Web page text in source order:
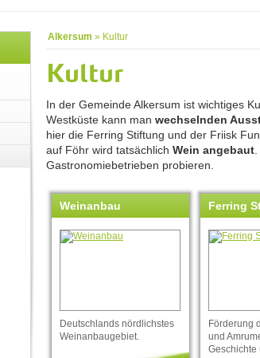
Alkersum » Kultur
Kultur
In der Gemeinde Alkersum ist wichtiges
Westküste kann man wechselnden
hier die Ferring Stiftung und der Friisk
auf Föhr wird tatsächlich Wein angebaut
Gastronomiebetrieben probieren.
Weinanbau
Deutschlands nördlichstes
Weinanbaugebiet.
Ferring
Förderung
und
Geschichte